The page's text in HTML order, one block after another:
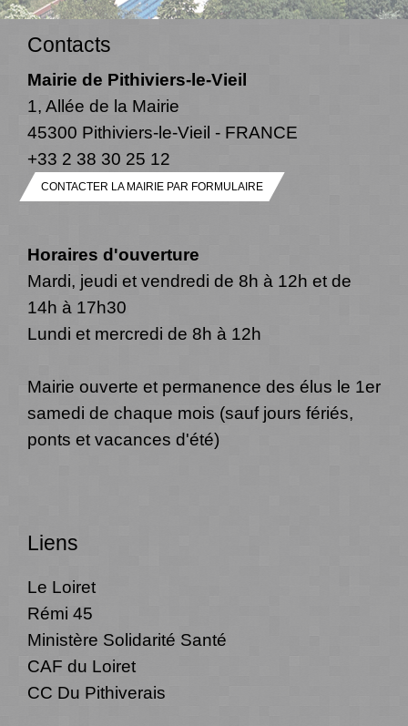
Contacts
Mairie de Pithiviers-le-Vieil
1, Allée de la Mairie
45300 Pithiviers-le-Vieil - FRANCE
+33 2 38 30 25 12
CONTACTER LA MAIRIE PAR FORMULAIRE
Horaires d'ouverture
Mardi, jeudi et vendredi de 8h à 12h et de
14h à 17h30
Lundi et mercredi de 8h à 12h
Mairie ouverte et permanence des élus le 1er
samedi de chaque mois (sauf jours fériés,
ponts et vacances d'été)
Liens
Le Loiret
Rémi 45
Ministère Solidarité Santé
CAF du Loiret
CC Du Pithiverais